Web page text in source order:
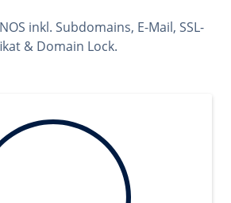
inkl. Subdomains, E-Mail, SSL-
& Domain Lock.